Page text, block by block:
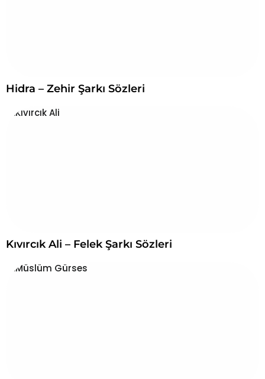
Hidra – Zehir Şarkı Sözleri
Kıvırcık Ali – Felek Şarkı Sözleri